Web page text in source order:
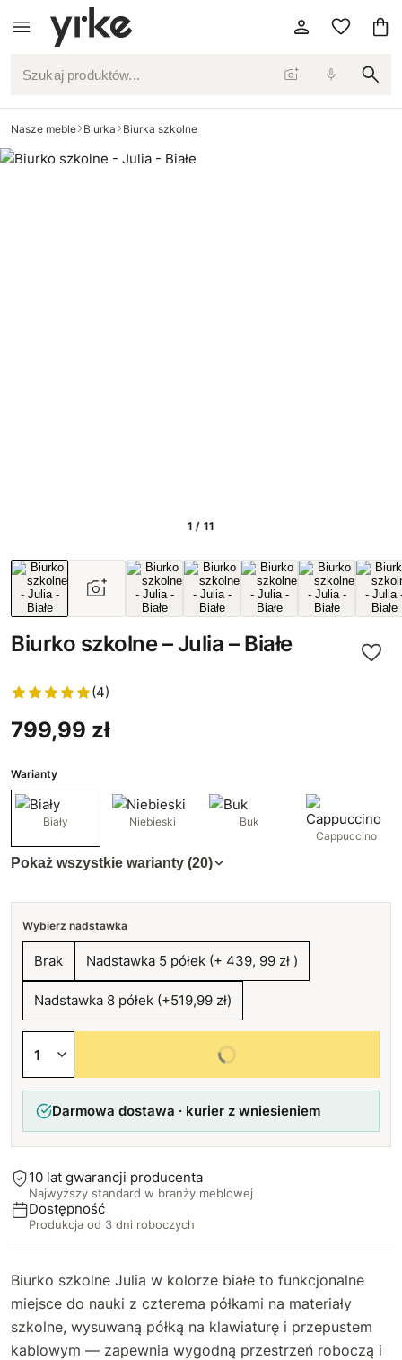
Szukaj produktów...
Nasze meble Biurka Biurka szkolne
1 / 11
Biurko szkolne – Julia – Białe
(4)
799,99 zł
Warianty
Biały Niebieski
Buk
Cappuccino
Pokaż wszystkie warianty (20)
Wybierz nadstawka
Brak Nadstawka 5 półek (+ 439, 99 zł )
Nadstawka 8 półek (+519,99 zł)
Wybierz wszystkie opcje
Darmowa dostawa · kurier z wniesieniem
10 lat gwarancji producenta
Najwyższy standard w branży meblowej
Dostępność
Produkcja od 3 dni roboczych
Biurko szkolne Julia w kolorze białe to funkcjonalne
miejsce do nauki z czterema półkami na materiały
szkolne, wysuwaną półką na klawiaturę i przepustem
kablowym — zapewnia wygodną przestrzeń roboczą i